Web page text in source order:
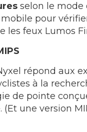
selon le mode
pour
les feux Lumos
répond aux
à la
de pointe
une version